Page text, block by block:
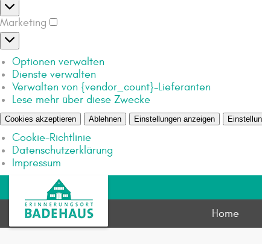
Marketing
Optionen verwalten
Dienste verwalten
Verwalten von {vendor_count}-Lieferanten
Lese mehr über diese Zwecke
Cookies akzeptieren Ablehnen Einstellungen anzeigen
Cookie-Richtlinie
Datenschutzerklärung
Impressum
Home